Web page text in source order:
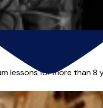
lessons for more than 8